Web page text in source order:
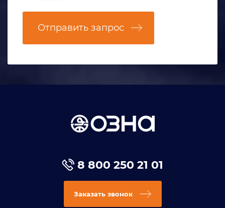
Отправить запрос
8 800 250 21 01
Заказать звонок